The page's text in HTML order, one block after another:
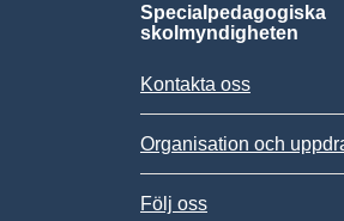
Specialpedagogiska
skolmyndigheten
Kontakta oss
Organisation och
Följ oss